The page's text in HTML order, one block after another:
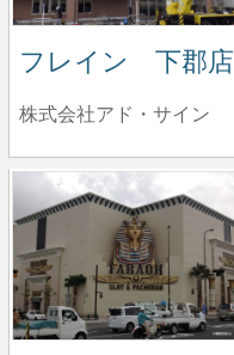
フレイン 下郡店
株式会社アド・サイン